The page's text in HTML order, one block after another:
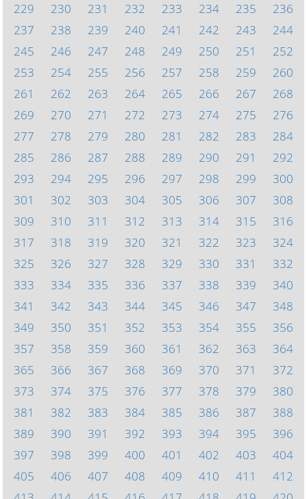
229
230 231 232 233 234 235
236
237
238 239 240 241 242 243
244
245
246 247 248 249 250 251
252
253
254 255 256 257 258 259
260
261
262 263 264 265 266 267
268
269
270 271 272 273 274 275
276
277
278 279 280 281 282 283
284
285
286 287 288 289 290 291
292
293
294 295 296 297 298 299
300
301
302 303 304 305 306 307
308
309
310 311 312 313 314 315
316
317
318 319 320 321 322 323
324
325
326 327 328 329 330 331
332
333
334 335 336 337 338 339
340
341
342 343 344 345 346 347
348
349
350 351 352 353 354 355
356
357
358 359 360 361 362 363
364
365
366 367 368 369 370 371
372
373
374 375 376 377 378 379
380
381
382 383 384 385 386 387
388
389
390 391 392 393 394 395
396
397
398 399 400 401 402 403
404
405
406 407 408 409 410 411
412